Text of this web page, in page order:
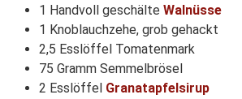
1 Handvoll geschälte Walnüsse
1 Knoblauchzehe, grob gehackt
2,5 Esslöffel Tomatenmark
75 Gramm Semmelbrösel
2 Esslöffel Granatapfelsirup